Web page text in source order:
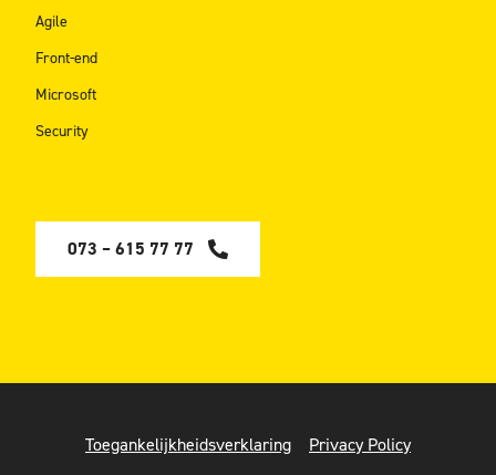
Agile
Front-end
Microsoft
Security
073 – 615 77 77
Toegankelijkheidsverklaring Privacy Policy